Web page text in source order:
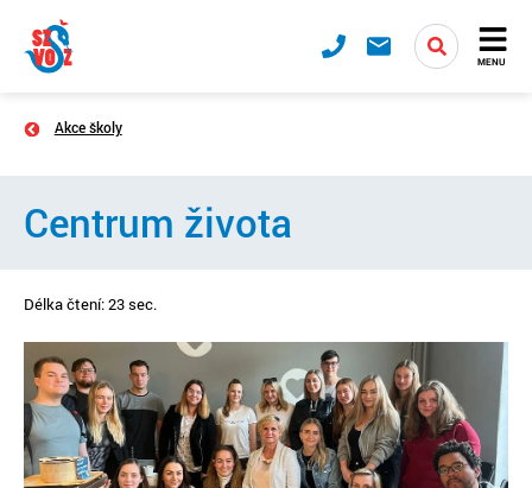
MENU
Akce školy
Centrum života
Délka čtení: 23 sec.